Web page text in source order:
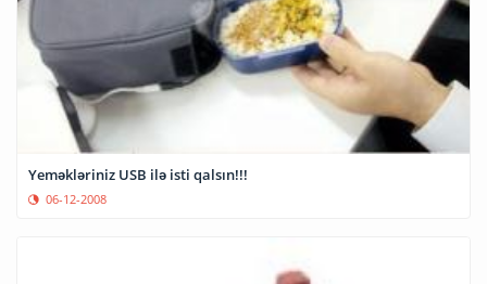
Yeməkləriniz USB ilə isti qalsın!!!
06-12-2008